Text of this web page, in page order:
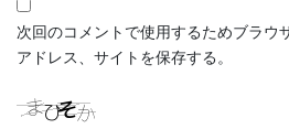
次回のコメントで使用するためブラウ
アドレス、サイトを保存する。